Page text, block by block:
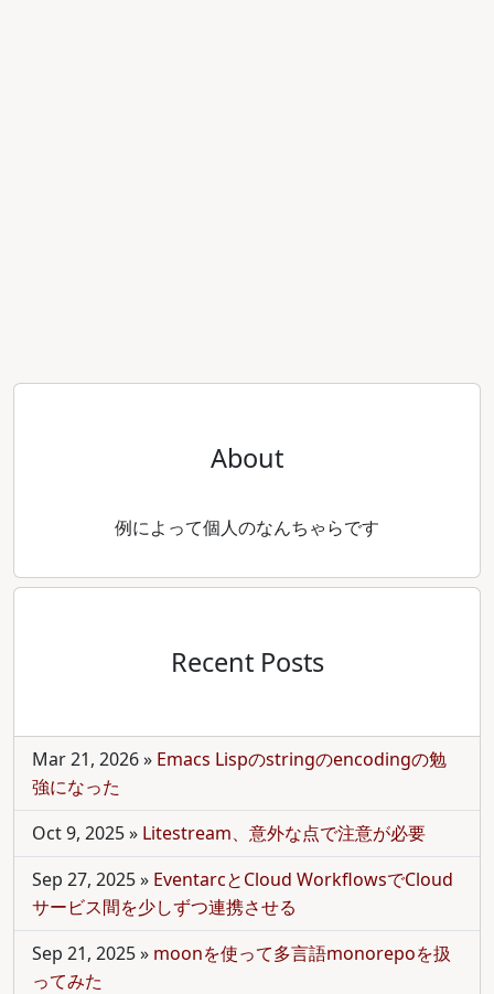
About
例によって個人のなんちゃらです
Recent Posts
Mar 21, 2026» Emacs Lispのstringのencodingの勉
強になった
Oct 9, 2025» Litestream、意外な点で注意が必要
Sep 27, 2025» EventarcとCloud WorkflowsでCloud
サービス間を少しずつ連携させる
Sep 21, 2025» moonを使って多言語monorepoを扱
ってみた